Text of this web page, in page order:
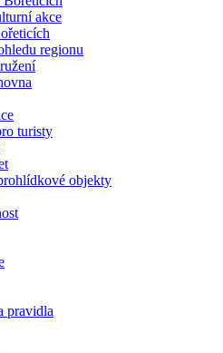
akce
regionu
turisty
objekty
pravidla